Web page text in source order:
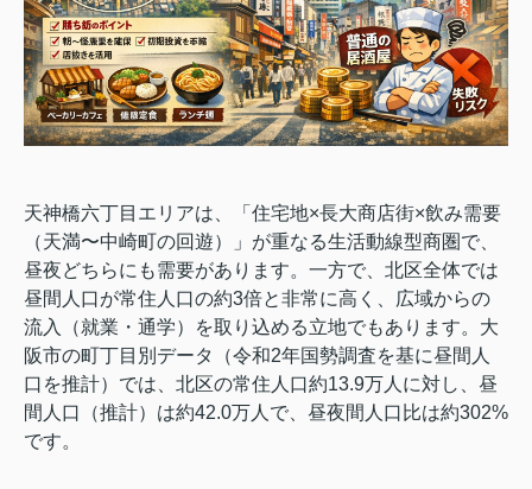
天神橋六丁目エリアは、「住宅地×長大商店街×飲み需要
（天満〜中崎町の回遊）」が重なる生活動線型商圏で、
昼夜どちらにも需要があります。一方で、北区全体では
昼間人口が常住人口の約3倍と非常に高く、広域からの
流入（就業・通学）を取り込める立地でもあります。大
阪市の町丁目別データ（令和2年国勢調査を基に昼間人
口を推計）では、北区の常住人口約13.9万人に対し、昼
間人口（推計）は約42.0万人で、昼夜間人口比は約302%
です。